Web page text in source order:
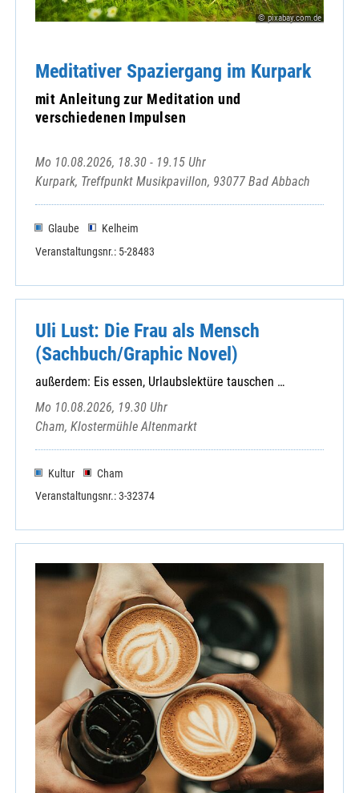
Straßkirchen, St. Stefan
Straubing, St. Jakob
Straubing, St. Josef
Straubing, St. Peter
Wetzelsberg, St. Vitus
Wiesenfelden, Mariä Himmelfahrt
Abtei Windberg
Bistum Regensburg
Hospizverein
Kloster Mallersdorf
Malteser Straubing
Marianische Männerkongregation Straubing
Ursulinen - Geistliche Angebote Thurnhof
© pixabay.com.de
Meditativer Spaziergang im Kurpark
mit Anleitung zur Meditation und
verschiedenen Impulsen
Mo 10.08.2026, 18.30 - 19.15 Uhr
Kurpark, Treffpunkt Musikpavillon, 93077 Bad Abbach
Glaube
Kelheim
Veranstaltungsnr.: 5-28483
Uli Lust: Die Frau als Mensch
(Sachbuch/Graphic Novel)
außerdem: Eis essen, Urlaubslektüre tauschen …
Mo 10.08.2026, 19.30 Uhr
Cham, Klostermühle Altenmarkt
Kultur
Cham
Veranstaltungsnr.: 3-32374